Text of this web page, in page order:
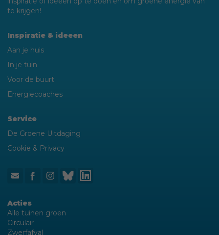
te krijgen!
Inspiratie & ideeen
Aan je huis
In je tuin
Voor de buurt
Energiecoaches
Service
De Groene Uitdaging
Cookie & Privacy
Acties
Alle tuinen groen
Circulair
Zwerfafval